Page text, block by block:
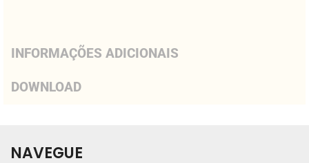
INFORMAÇÕES ADICIONAIS
DOWNLOAD
NAVEGUE